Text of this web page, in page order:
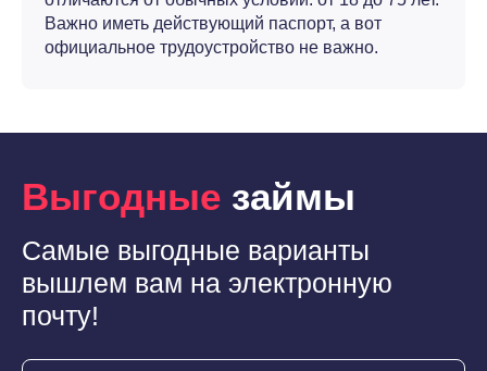
Важно иметь действующий паспорт, а вот
официальное трудоустройство не важно.
Выгодные займы
Самые выгодные варианты
вышлем вам на электронную
почту!